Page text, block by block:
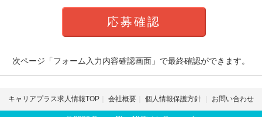
次ページ「フォーム入力内容確認画面」で最終確認ができます。
キャリアプラス求人情報TOP 会社概要 個人情報保護方針 お問い合わせ